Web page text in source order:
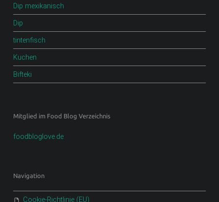
Dip mexikanisch
Dip
tintenfisch
Kuchen
Bifteki
Mitglied im Food Blog Verzeichnis
foodbloglove.de
Navigation
Cookie-Richtlinie (EU)